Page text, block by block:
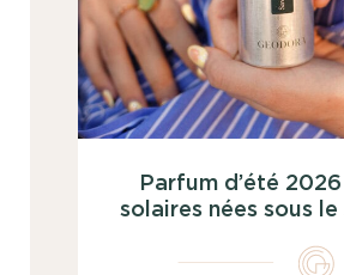
Parfum d’été
solaires nées sous